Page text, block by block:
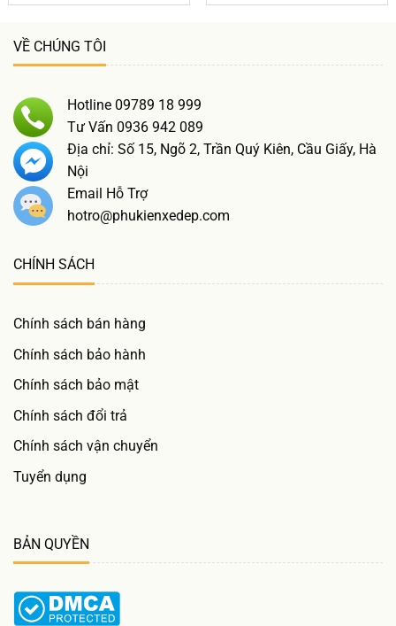
VỀ CHÚNG TÔI
Hotline 09789 18 999
Tư Vấn 0936 942 089
Địa chỉ: Số 15, Ngõ 2, Trần Quý Kiên, Cầu Giấy, Hà
Nội
Email Hỗ Trợ
hotro@phukienxedep.com
CHÍNH SÁCH
Chính sách bán hàng
Chính sách bảo hành
Chính sách bảo mật
Chính sách đổi trả
Chính sách vận chuyển
Tuyển dụng
BẢN QUYỀN